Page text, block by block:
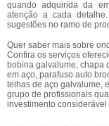
quando adquirida da
atenção a cada
sugestões no ramo de
Quer saber mais sobre
Confira os serviços
bobina galvalume, chapa
em aço, parafuso auto
telhas de aço galvalume,
grupo de profissionais
investimento